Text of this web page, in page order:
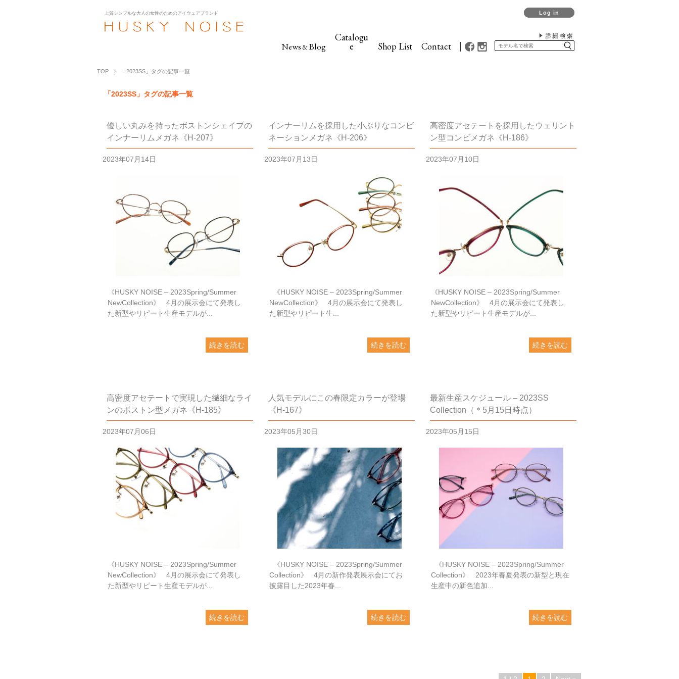
Log in
上質シンプルな大人の女性のためのアイウェアブランド
詳細検索
News &Blog
Catalogu
e Shop List Contact
TOP 「2023SS」タグの記事一覧
「2023SS」タグの記事一覧
優しい丸みを持ったボストンシェイプの
インナーリムメガネ《H-207》
2023年07月14日
《HUSKY NOISE – 2023Spring/Summer
NewCollection》 4月の展示会にて発表し
た新型やリピート生産モデルが...
続きを読む
インナーリムを採用した小ぶりなコンビ
ネーションメガネ《H-206》
2023年07月13日
《HUSKY NOISE – 2023Spring/Summer
NewCollection》 4月の展示会にて発表し
た新型やリピート生...
続きを読む
高密度アセテートを採用したウェリント
ン型コンビメガネ《H-186》
2023年07月10日
《HUSKY NOISE – 2023Spring/Summer
NewCollection》 4月の展示会にて発表し
た新型やリピート生産モデルが...
続きを読む
高密度アセテートで実現した繊細なライ
ンのボストン型メガネ《H-185》
2023年07月06日
《HUSKY NOISE – 2023Spring/Summer
NewCollection》 4月の展示会にて発表し
た新型やリピート生産モデルが...
続きを読む
人気モデルにこの春限定カラーが登場
《H-167》
2023年05月30日
《HUSKY NOISE – 2023Spring/Summer
Collection》 4月の新作発表展示会にてお
披露目した2023年春...
続きを読む
最新生産スケジュール – 2023SS
Collection（＊5月15日時点）
2023年05月15日
《HUSKY NOISE – 2023Spring/Summer
Collection》 2023年春夏発表の新型と現在
生産中の新色追加...
続きを読む